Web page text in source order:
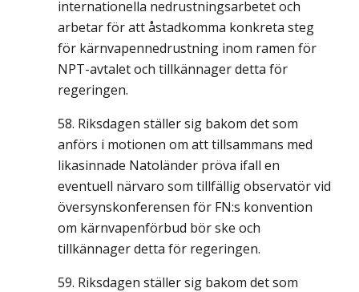
internationella nedrustningsarbetet och
arbetar för att åstadkomma konkreta steg
för kärnvapennedrustning inom ramen för
NPT-avtalet och tillkännager detta för
regeringen.
Riksdagen ställer sig bakom det som
anförs i motionen om att tillsammans med
likasinnade Natoländer pröva ifall en
eventuell närvaro som tillfällig observatör vid
översynskonferensen för FN:s konvention
om kärnvapenförbud bör ske och
tillkännager detta för regeringen.
Riksdagen ställer sig bakom det som